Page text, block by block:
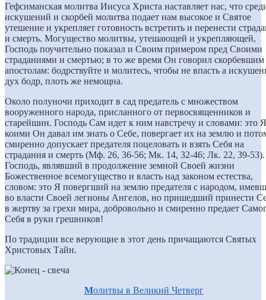
Гефсиманская молитва Иисуса Христа наставляет нас, что
искушений и скорбей молитва подает нам высокое и Святое
утешение и укрепляет готовность встретить и перенести
и смерть. Могущество молитвы, утешающей и укрепляющей,
Господь поучительно показал и Своим примером пред Своими
страданиями и смертью; в то же время Он говорил скорбевшим
апостолам: бодрствуйте и молитесь, чтобы не впасть а
дух бодр, плоть же немощна.
Около полуночи приходит в сад предатель с множеством
вооруженного народа, присланного от первосвященников и
старейшин. Господь Сам идет к ним навстречу и словами: это
коими Он давал им знать о Себе, повергает их на землю и
смиренно допускает предателя поцеловать и взять Себя на
страдания и смерть (Мф. 26, 36-56; Мк. 14, 32-46; Лк. 22, 39-
Господь, являвший в продолжение земной Своей жизни
Божественное всемогущество и власть над законом естества,
словом: это Я повергший на землю предателя с народом,
во власти Своей легионы Ангелов, но пришедший принести
в жертву за грехи мира, добровольно и смиренно предает
Себя в руки грешников!
По традиции все верующие в этот день причащаются Святых
Христовых Тайн.
Молитвы в Великий Четверг